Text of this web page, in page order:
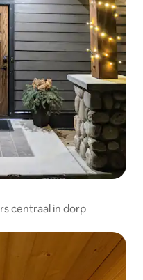
centraal in dorp